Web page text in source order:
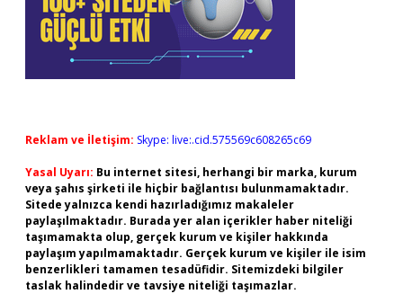
Reklam ve İletişim: Skype: live:.cid.575569c608265c69
Yasal Uyarı: Bu internet sitesi, herhangi bir marka, kurum
veya şahıs şirketi ile hiçbir bağlantısı bulunmamaktadır.
Sitede yalnızca kendi hazırladığımız makaleler
paylaşılmaktadır. Burada yer alan içerikler haber niteliği
taşımamakta olup, gerçek kurum ve kişiler hakkında
paylaşım yapılmamaktadır. Gerçek kurum ve kişiler ile isim
benzerlikleri tamamen tesadüfidir. Sitemizdeki bilgiler
taslak halindedir ve tavsiye niteliği taşımazlar.